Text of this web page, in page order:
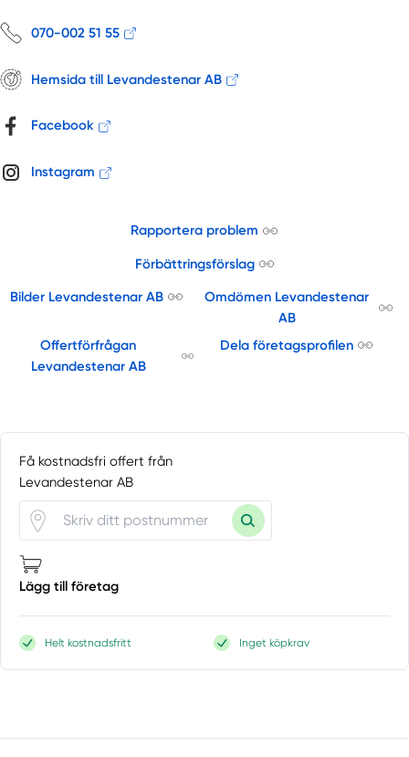
070-002 51 55
Hemsida till Levandestenar AB
Facebook
Instagram
Rapportera problem
Förbättringsförslag
Bilder Levandestenar AB
Omdömen Levandestenar
AB
Offertförfrågan
Levandestenar AB
Dela företagsprofilen
Få kostnadsfri offert från
Levandestenar AB
Lägg till företag
Helt kostnadsfritt Inget köpkrav